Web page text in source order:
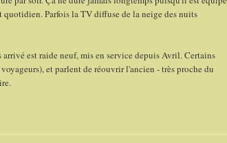
Parfois la TV diffuse de la neige des nuits
est raide neuf, mis en service depuis Avril. Certains
et parlent de réouvrir l'ancien - très proche du